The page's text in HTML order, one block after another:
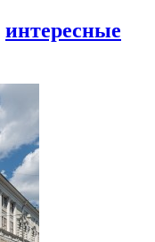
интересные